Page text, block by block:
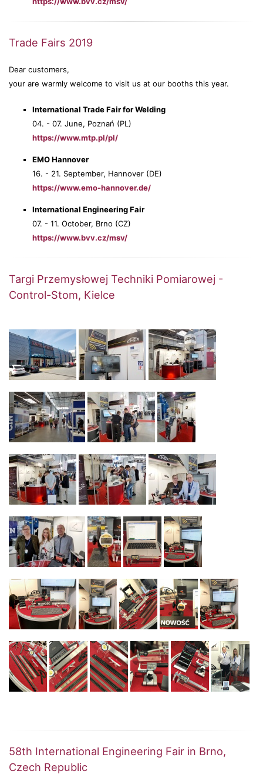
Trade Fairs 2019
Dear customers,
your are warmly welcome to visit us at our booths this year.
International Trade Fair for Welding
04. - 07. June, Poznań (PL)
https://www.mtp.pl/pl/
EMO Hannover
16. - 21. September, Hannover (DE)
https://www.emo-hannover.de/
International Engineering Fair
07. - 11. October, Brno (CZ)
https://www.bvv.cz/msv/
Targi Przemysłowej Techniki Pomiarowej -
Control-Stom, Kielce
58th International Engineering Fair in Brno,
Czech Republic